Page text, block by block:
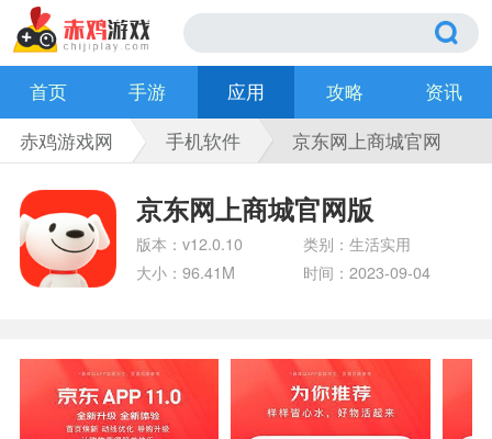
首页 手游 应用 攻略
资讯
赤鸡游戏网
手机软件
京东网上商城官网
京东网上商城官网版
版本：v12.0.10
类别：生活实用
大小：96.41M
时间：2023-09-04